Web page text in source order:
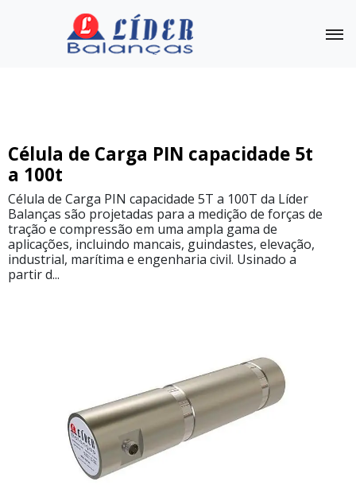
Célula de Carga PIN capacidade 5t
a 100t
Célula de Carga PIN capacidade 5T a 100T da Líder
Balanças são projetadas para a medição de forças de
tração e compressão em uma ampla gama de
aplicações, incluindo mancais, guindastes, elevação,
industrial, marítima e engenharia civil. Usinado a
partir d...
Linha
Completa
Célula
de
Carga
CS-
N
capacidade
de
1kg
a
Célula